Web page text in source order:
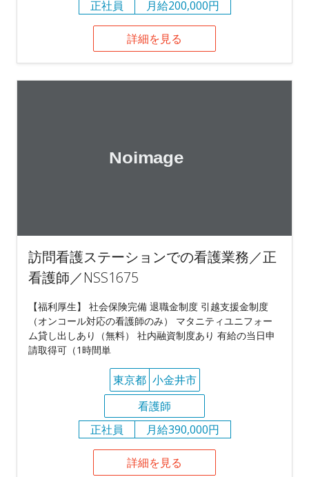
正社員 月給200,000円
詳細を見る
訪問看護ステーションでの看護業務／正
看護師／NSS1675
【福利厚生】 社会保険完備 退職金制度 引越支援金制度
（オンコール対応の看護師のみ） マタニティユニフォー
ム貸し出しあり（無料） 社内融資制度あり 有給の当日申
請取得可（1時間単
東京都 小金井市
看護師
正社員
月給390,000円
詳細を見る